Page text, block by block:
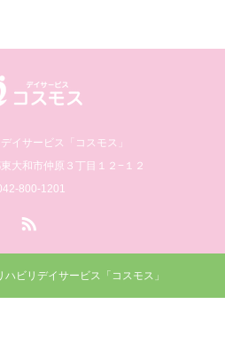
イサービス「コスモス」
大和市仲原３丁目１２−１２
800-1201
ハビリデイサービス「コスモス」